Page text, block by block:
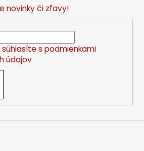
novinky či zľavy!
s podmienkami
údajov